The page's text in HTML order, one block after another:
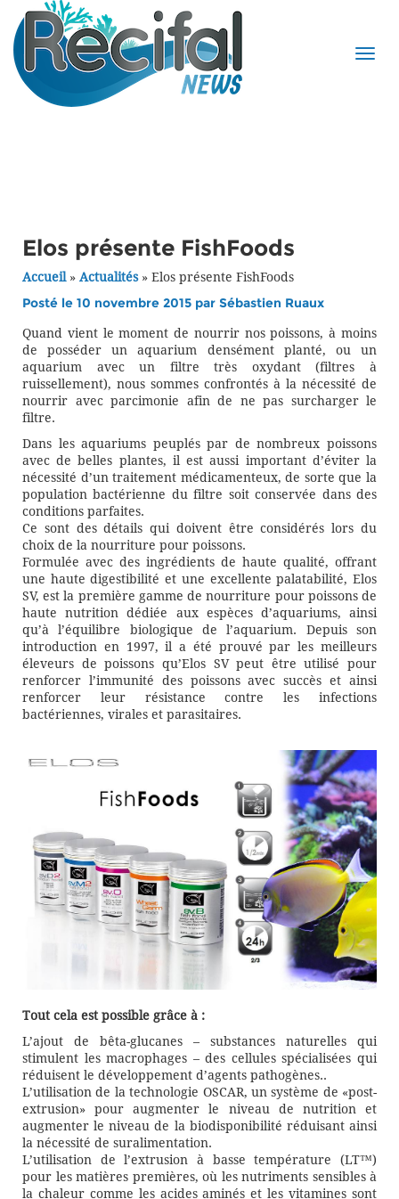
Elos présente FishFoods
Accueil» Actualités» Elos présente FishFoods
Posté le 10 novembre 2015 par Sébastien Ruaux
Quand vient le moment de nourrir nos poissons, à moins
de posséder un aquarium densément planté, ou un
aquarium avec un filtre très oxydant (filtres à
ruissellement), nous sommes confrontés à la nécessité de
nourrir avec parcimonie afin de ne pas surcharger le
filtre.
Dans les aquariums peuplés par de nombreux poissons
avec de belles plantes, il est aussi important d’éviter la
nécessité d’un traitement médicamenteux, de sorte que la
population bactérienne du filtre soit conservée dans des
conditions parfaites.
Ce sont des détails qui doivent être considérés lors du
choix de la nourriture pour poissons.
Formulée avec des ingrédients de haute qualité, offrant
une haute digestibilité et une excellente palatabilité, Elos
SV, est la première gamme de nourriture pour poissons de
haute nutrition dédiée aux espèces d’aquariums, ainsi
qu’à l’équilibre biologique de l’aquarium. Depuis son
introduction en 1997, il a été prouvé par les meilleurs
éleveurs de poissons qu’Elos SV peut être utilisé pour
renforcer l’immunité des poissons avec succès et ainsi
renforcer leur résistance contre les infections
bactériennes, virales et parasitaires.
Tout cela est possible grâce à :
L’ajout de bêta-glucanes – substances naturelles qui
stimulent les macrophages – des cellules spécialisées qui
réduisent le développement d’agents pathogènes..
L’utilisation de la technologie OSCAR, un système de «post-
extrusion» pour augmenter le niveau de nutrition et
augmenter le niveau de la biodisponibilité réduisant ainsi
la nécessité de suralimentation.
L’utilisation de l’extrusion à basse température (LT™)
pour les matières premières, où les nutriments sensibles à
la chaleur comme les acides aminés et les vitamines sont